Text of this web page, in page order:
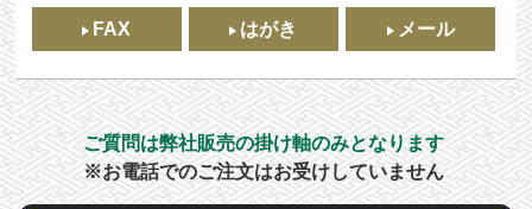
FAX
はがき メール
ご質問は弊社販売の掛け軸のみとなります
※お電話でのご注文はお受けしていません